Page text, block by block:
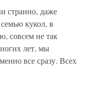
странно, даже
кукол, в
совсем не так
лет, мы
все сразу. Всех